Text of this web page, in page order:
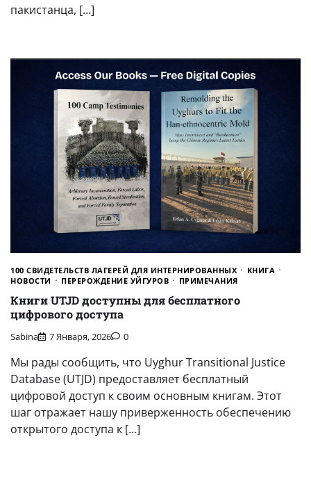
пакистанца, […]
100 СВИДЕТЕЛЬСТВ ЛАГЕРЕЙ ДЛЯ ИНТЕРНИРОВАННЫХ
КНИГА
НОВОСТИ
ПЕРЕРОЖДЕНИЕ УЙГУРОВ ПРИМЕЧАНИЯ
Книги UTJD доступны для бесплатного
цифрового доступа
Sabina 7 Января, 2026 0
Мы рады сообщить, что Uyghur Transitional Justice
Database (UTJD) предоставляет бесплатный
цифровой доступ к своим основным книгам. Этот
шаг отражает нашу приверженность обеспечению
открытого доступа к […]